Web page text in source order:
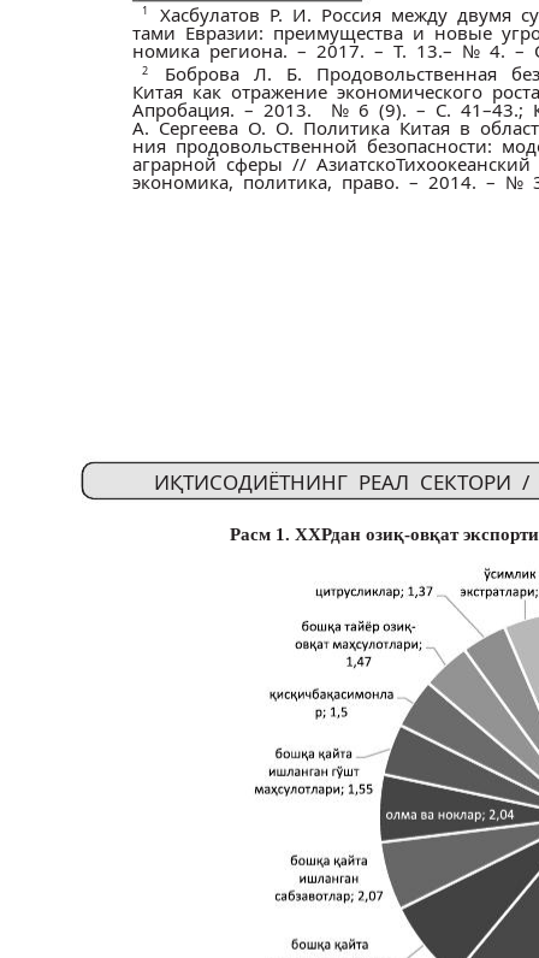
1 Хасбулатов Р. И. Россия между двумя
тами Евразии: преимущества и новые
номика региона. – 2017. – Т. 13.– № 4. –
2 Боброва Л. Б. Продовольственная
Китая как отражение экономического
Апробация. – 2013. ­ № 6 (9). – С. 41–43.;
А. Сергеева О. О. Политика Китая в
ния продовольственной безопасности:
аграрной сферы //
экономика, политика, право. – 2014. – №
Расм 1. ХХРдан озиқ-овқат
ИҚТИСОДИЁТНИНГ РЕАЛ СЕКТОРИ